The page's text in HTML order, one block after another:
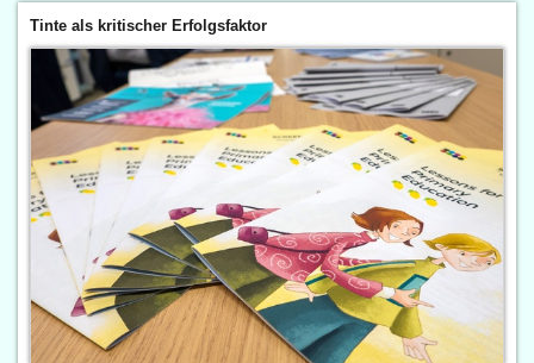
Tinte als kritischer Erfolgsfaktor